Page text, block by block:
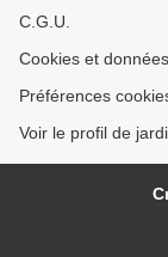
C.G.U.
Cookies et
Préférences
Voir le profil de